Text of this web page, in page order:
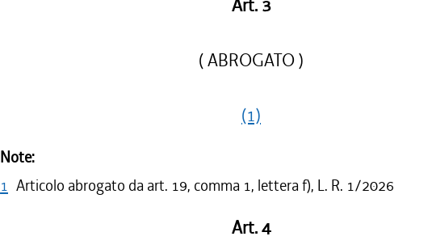
Art. 3
( ABROGATO )
(1)
Note:
1 Articolo abrogato da art. 19, comma 1, lettera f), L. R. 1/2026
Art. 4